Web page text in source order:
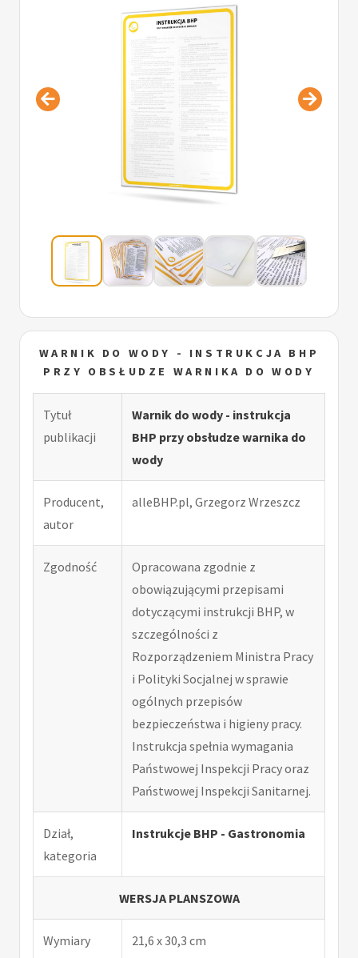
WARNIK DO WODY - INSTRUKCJA BHP
PRZY OBSŁUDZE WARNIKA DO WODY
Tytuł
publikacji
Warnik do wody - instrukcja
BHP przy obsłudze warnika do
wody
Producent,
autor
alleBHP.pl, Grzegorz Wrzeszcz
Zgodność
Opracowana zgodnie z
obowiązującymi przepisami
dotyczącymi instrukcji BHP, w
szczególności z
Rozporządzeniem Ministra Pracy
i Polityki Socjalnej w sprawie
ogólnych przepisów
bezpieczeństwa i higieny pracy.
Instrukcja spełnia wymagania
Państwowej Inspekcji Pracy oraz
Państwowej Inspekcji Sanitarnej.
Dział,
kategoria
Instrukcje BHP - Gastronomia
WERSJA PLANSZOWA
Wymiary 21,6 x 30,3 cm